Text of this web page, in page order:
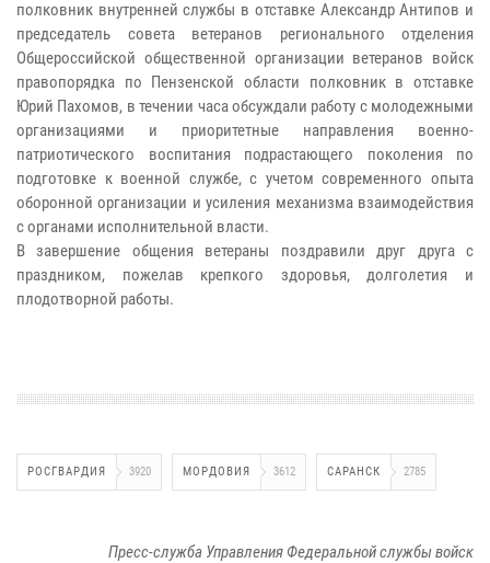
полковник внутренней службы в отставке Александр Антипов и
председатель совета ветеранов регионального отделения
Общероссийской общественной организации ветеранов войск
правопорядка по Пензенской области полковник в отставке
Юрий Пахомов, в течении часа обсуждали работу с молодежными
организациями и приоритетные направления военно-
патриотического воспитания подрастающего поколения по
подготовке к военной службе, с учетом современного опыта
оборонной организации и усиления механизма взаимодействия
с органами исполнительной власти.
В завершение общения ветераны поздравили друг друга с
праздником, пожелав крепкого здоровья, долголетия и
плодотворной работы.
РОСГВАРДИЯ 3920 МОРДОВИЯ 3612 САРАНСК 2785
Пресс-служба Управления Федеральной службы войск